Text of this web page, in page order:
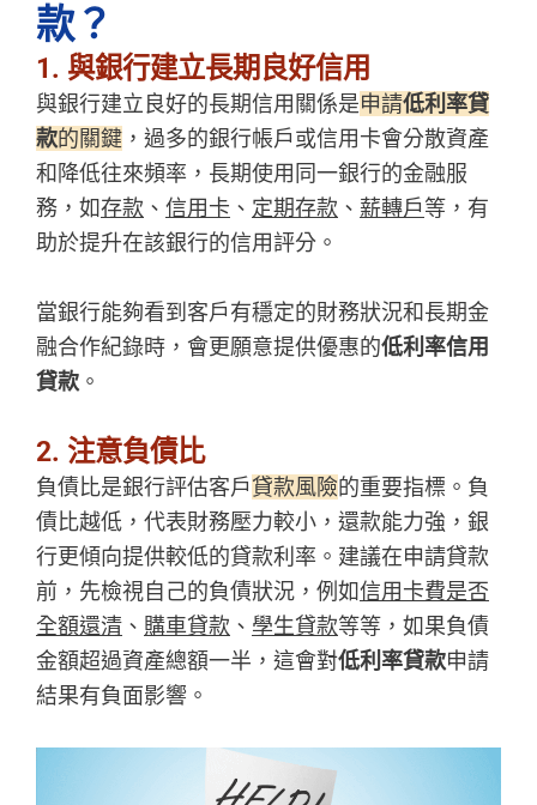
款？
1. 與銀行建立長期良好信用
與銀行建立良好的長期信用關係是申請低利率貸
款的關鍵 ，過多的銀行帳戶或信用卡會分散資產
和降低往來頻率，長期使用同一銀行的金融服
務，如存款 、 信用卡 、 定期存款 、 薪轉戶等，有
助於提升在該銀行的信用評分。
當銀行能夠看到客戶有穩定的財務狀況和長期金
融合作紀錄時，會更願意提供優惠的低利率信用
貸款 。
2. 注意負債比
負債比是銀行評估客戶貸款風險的重要指標。負
債比越低，代表財務壓力較小，還款能力強，銀
行更傾向提供較低的貸款利率。建議在申請貸款
前，先檢視自己的負債狀況，例如信用卡費是否
全額還清 、 購車貸款 、 學生貸款等等，如果負債
金額超過資產總額一半，這會對低利率貸款申請
結果有負面影響。